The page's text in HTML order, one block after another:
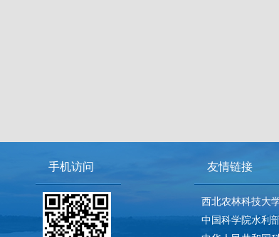
手机访问 友情链接
西北农林科技大
中国科学院水利